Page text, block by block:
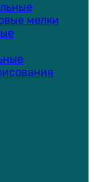
мелки